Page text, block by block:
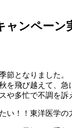
ンペーン
節となりました。
を飛び越えて、
や多忙で不調を訴
い！！東洋医学